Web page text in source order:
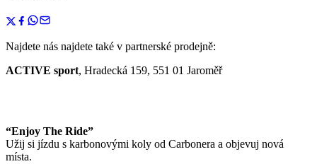
Najdete nás najdete také v partnerské prodejně:
ACTIVE sport, Hradecká 159, 551 01 Jaroměř
“Enjoy The Ride”
Užij si jízdu s karbonovými koly od Carbonera a objevuj nová
místa.